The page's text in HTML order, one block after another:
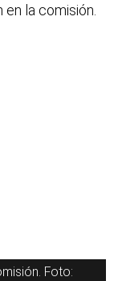
la comisión.
Foto: